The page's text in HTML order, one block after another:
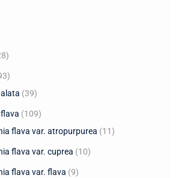
(39)
(109)
flava var. atropurpurea (11)
flava var. cuprea (10)
flava var. flava (9)